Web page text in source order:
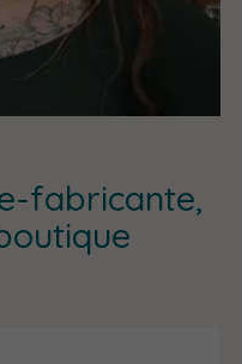
fabricante,